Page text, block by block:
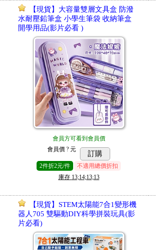
【現貨】大容量雙層文具盒 防潑
水耐壓鉛筆盒 小學生筆袋 收納筆盒
開學用品(影片必看 )
會員方可看到會員價
會員價 ? 元
訂購
2件折2元/件
不適用總價折扣
庫存 13;14;13;13
【現貨】STEM太陽能7合1變形機
器人705 雙驅動DIY科學拼裝玩具(影
片必看)